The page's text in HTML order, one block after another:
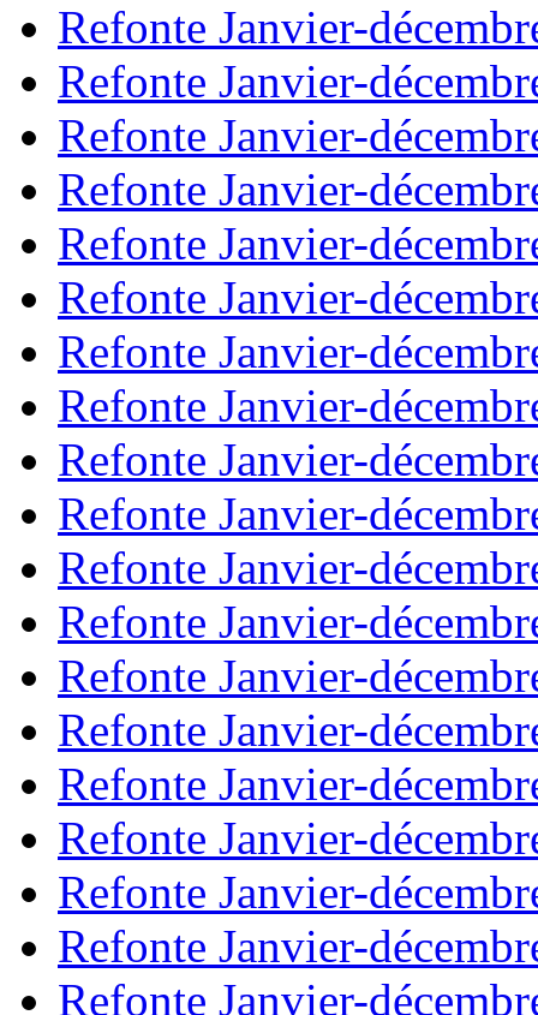
Refonte Janvier-
Refonte Janvier-
Refonte Janvier-
Refonte Janvier-
Refonte Janvier-
Refonte Janvier-
Refonte Janvier-
Refonte Janvier-
Refonte Janvier-
Refonte Janvier-
Refonte Janvier-
Refonte Janvier-
Refonte Janvier-
Refonte Janvier-
Refonte Janvier-
Refonte Janvier-
Refonte Janvier-
Refonte Janvier-
Refonte Janvier-